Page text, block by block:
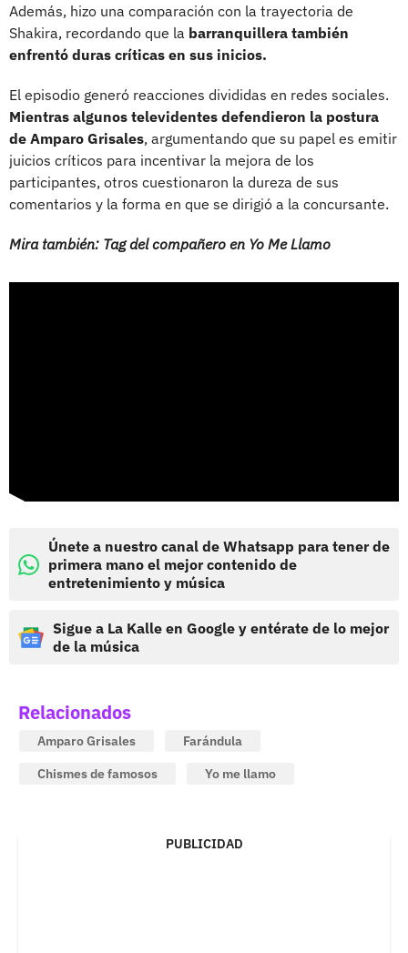
Además, hizo una comparación con la trayectoria de
Shakira, recordando que la barranquillera también
enfrentó duras críticas en sus inicios.
El episodio generó reacciones divididas en redes sociales.
Mientras algunos televidentes defendieron la postura
de Amparo Grisales, argumentando que su papel es emitir
juicios críticos para incentivar la mejora de los
participantes, otros cuestionaron la dureza de sus
comentarios y la forma en que se dirigió a la concursante.
Mira también: Tag del compañero en Yo Me Llamo
Únete a nuestro canal de Whatsapp para tener de
primera mano el mejor contenido de
entretenimiento y música
Sigue a La Kalle en Google y entérate de lo mejor
de la música
Relacionados
Amparo Grisales
Farándula
Chismes de famosos
Yo me llamo
PUBLICIDAD